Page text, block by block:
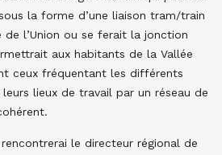
la forme d’une liaison tram/train
l’Union ou se ferait la jonction
aux habitants de la Vallée
ceux fréquentant les différents
lieux de travail par un réseau de
le directeur régional de